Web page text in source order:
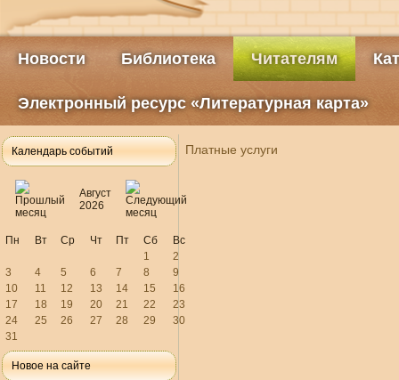
Новости Библиотека Читателям
Электронный ресурс «Литературная карта»
Календарь событий
Август
2026
Пн Вт Ср Чт Пт Сб
Вс
1
2
3
4 5 6 7 8
9
10
11 12 13 14 15
16
17
18 19 20 21 22
23
24
25 26 27 28 29
30
31
Новое на сайте
Платные услуги